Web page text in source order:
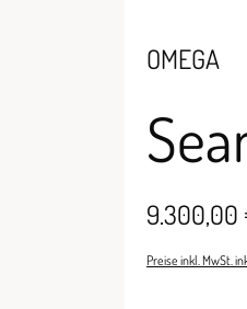
OMEGA
9.300,00
Preise inkl. MwSt.